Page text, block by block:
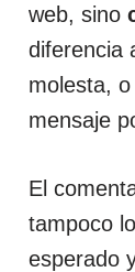
web, sino
diferencia
molesta,
mensaje
El
tampoco
esperado